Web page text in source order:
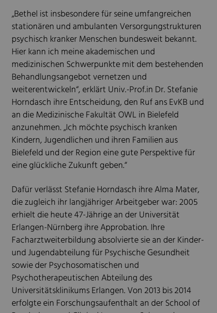
„Bethel ist insbesondere für seine umfangreichen
stationären und ambulanten Versorgungstrukturen
psychisch kranker Menschen bundesweit bekannt.
Hier kann ich meine akademischen und
medizinischen Schwerpunkte mit dem bestehenden
Behandlungsangebot vernetzen und
weiterentwickeln“, erklärt Univ.-Prof.in Dr. Stefanie
Horndasch ihre Entscheidung, den Ruf ans EvKB und
an die Medizinische Fakultät OWL in Bielefeld
anzunehmen. „Ich möchte psychisch kranken
Kindern, Jugendlichen und ihren Familien aus
Bielefeld und der Region eine gute Perspektive für
eine glückliche Zukunft geben.“
Dafür verlässt Stefanie Horndasch ihre Alma Mater,
die zugleich ihr langjähriger Arbeitgeber war: 2005
erhielt die heute 47-Jährige an der Universität
Erlangen-Nürnberg ihre Approbation. Ihre
Facharztweiterbildung absolvierte sie an der Kinder-
und Jugendabteilung für Psychische Gesundheit
sowie der Psychosomatischen und
Psychotherapeutischen Abteilung des
Universitätsklinikums Erlangen. Von 2013 bis 2014
erfolgte ein Forschungsaufenthalt an der School of